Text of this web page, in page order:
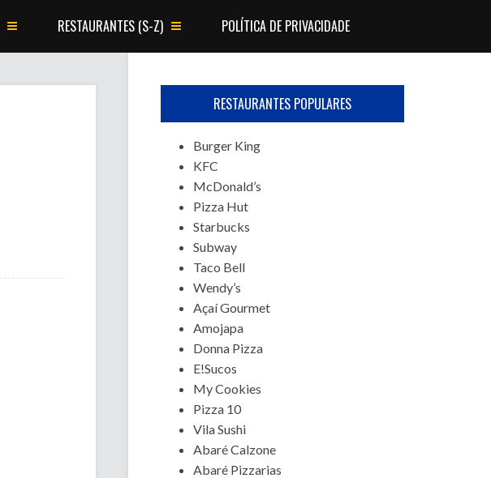
RESTAURANTES (S-Z) POLÍTICA DE PRIVACIDADE
RESTAURANTES POPULARES
Burger King
KFC
McDonald’s
Pizza Hut
Starbucks
Subway
Taco Bell
Wendy’s
Açaí Gourmet
Amojapa
Donna Pizza
E!Sucos
My Cookies
Pizza 10
Vila Sushi
Abaré Calzone
Abaré Pizzarias